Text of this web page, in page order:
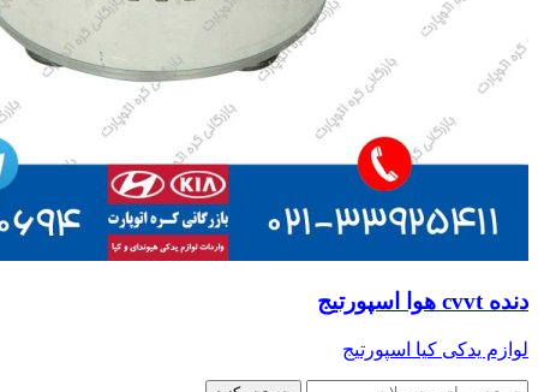
دنده cvvt هوا اسپورتیج
لوازم یدکی کیا اسپورتیج